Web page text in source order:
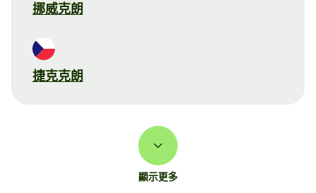
挪威克朗
捷克克朗
顯示更多